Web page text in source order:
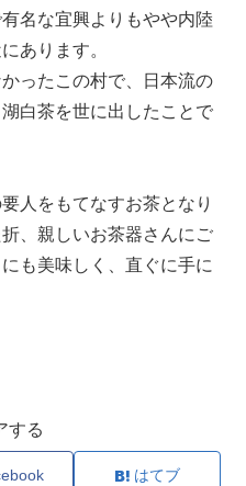
名な宜興よりもやや内陸
あります。
ったこの村で、日本流の
白茶を世に出したことで
人をもてなすお茶となり
、親しいお茶器さんにご
も美味しく、直ぐに手に
する
はてブ